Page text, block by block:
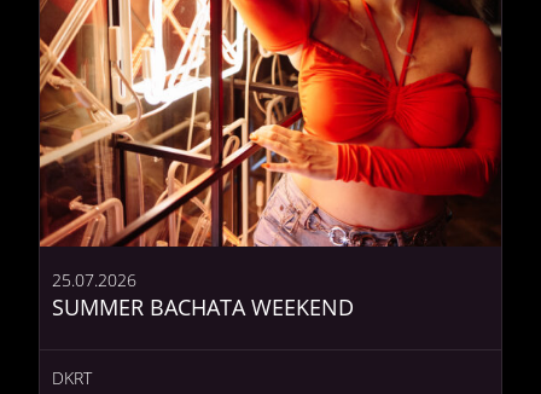
SUMMER BACHATA WEEKEND
25.07.2026
DKRT